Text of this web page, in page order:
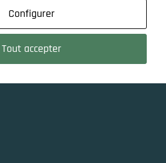
Configurer
Tout accepter